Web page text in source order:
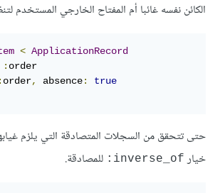
الكائن نفسه غائبا أم المفتاح الخارجي المستخدم
< ApplicationRecord
: order
: order, absence:
true
حتى تتحقق من السجلات المتصادقة التي يلزم
خيار inverse_of: للمصادقة.